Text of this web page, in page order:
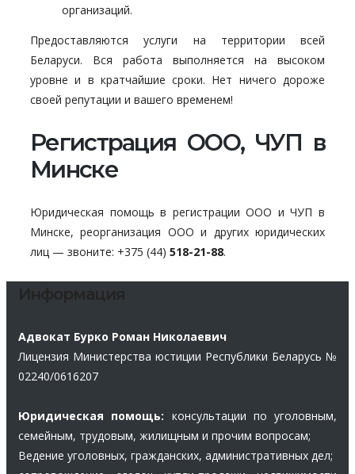
организаций.
Предоставляются услуги на территории всей
Беларуси. Вся работа выполняется на высоком
уровне и в кратчайшие сроки. Нет ничего дороже
своей репутации и вашего временем!
Регистрация ООО, ЧУП в
Минске
Юридическая помощь в регистрации ООО и ЧУП в
Минске, реорганизация ООО и других юридических
лиц — звоните: +375 (44) 518-21-88.
Информация
Адвокат Бурко Роман Николаевич
Лицензия Министерства юстиции Республики Беларусь №
02240/0616207
Юридическая помощь: консультации по уголовным,
семейным, трудовым, жилищным и прочим вопросам;
Ведение уголовных, гражданских, административных дел;